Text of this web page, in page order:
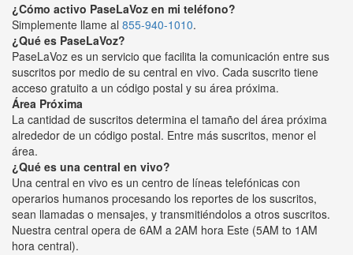
¿Cómo activo PaseLaVoz en mi teléfono?
Simplemente llame al 855-940-1010.
¿Qué es PaseLaVoz?
PaseLaVoz es un servicio que facilita la comunicación entre sus
suscritos por medio de su central en vivo. Cada suscrito tiene
acceso gratuito a un código postal y su área próxima.
Área Próxima
La cantidad de suscritos determina el tamaño del área próxima
alrededor de un código postal. Entre más suscritos, menor el
área.
¿Qué es una central en vivo?
Una central en vivo es un centro de líneas telefónicas con
operarios humanos procesando los reportes de los suscritos,
sean llamadas o mensajes, y transmitiéndolos a otros suscritos.
Nuestra central opera de 6AM a 2AM hora Este (5AM to 1AM
hora central).